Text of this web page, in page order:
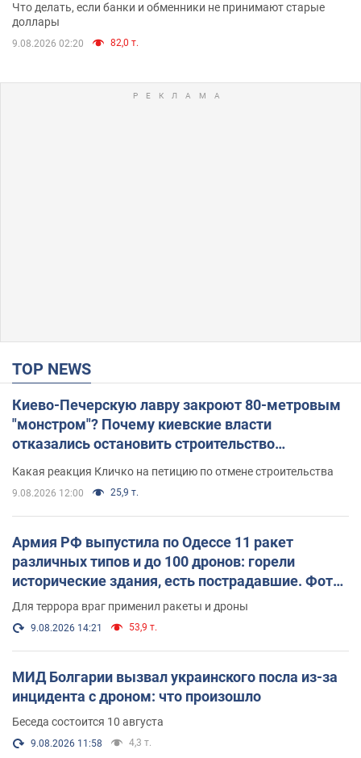
Что делать, если банки и обменники не принимают старые
доллары
9.08.2026 02:20 82,0 т.
TOP NEWS
Киево-Печерскую лавру закроют 80-метровым
"монстром"? Почему киевские власти
отказались остановить строительство
небоскреба "московского верующего"
Какая реакция Кличко на петицию по отмене строительства
9.08.2026 12:00 25,9 т.
Армия РФ выпустила по Одессе 11 ракет
различных типов и до 100 дронов: горели
исторические здания, есть пострадавшие. Фото
и видео
Для террора враг применил ракеты и дроны
9.08.2026 14:21 53,9 т.
МИД Болгарии вызвал украинского посла из-за
инцидента с дроном: что произошло
Беседа состоится 10 августа
9.08.2026 11:58 4,3 т.